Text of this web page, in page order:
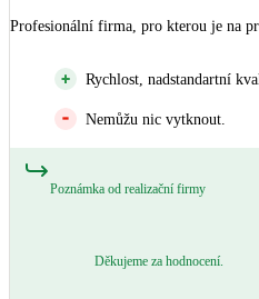
Profesionální firma, pro kterou je na
Rychlost, nadstandartní
Nemůžu nic vytknout.
Poznámka od realizační firmy
Děkujeme za hodnocení.